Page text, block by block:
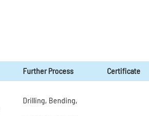
Further Process Certificate
Drilling, Bending,